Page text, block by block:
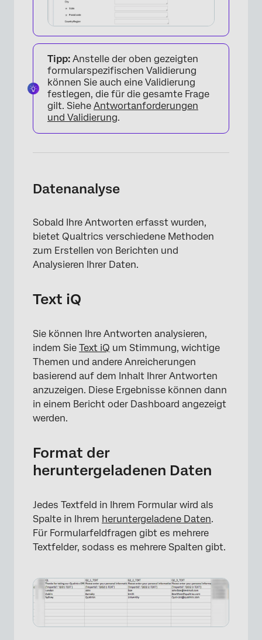
Tipp: Anstelle der oben gezeigten
formularspezifischen Validierung
können Sie auch eine Validierung
festlegen, die für die gesamte Frage
gilt. Siehe Antwortanforderungen
und Validierung.
Datenanalyse
Sobald Ihre Antworten erfasst wurden,
bietet Qualtrics verschiedene Methoden
zum Erstellen von Berichten und
Analysieren Ihrer Daten.
Text iQ
Sie können Ihre Antworten analysieren,
indem Sie Text iQ um Stimmung, wichtige
Themen und andere Anreicherungen
basierend auf dem Inhalt Ihrer Antworten
anzuzeigen. Diese Ergebnisse können dann
in einem Bericht oder Dashboard angezeigt
werden.
Format der
heruntergeladenen Daten
Jedes Textfeld in Ihrem Formular wird als
Spalte in Ihrem heruntergeladene Daten.
Für Formularfeldfragen gibt es mehrere
Textfelder, sodass es mehrere Spalten gibt.